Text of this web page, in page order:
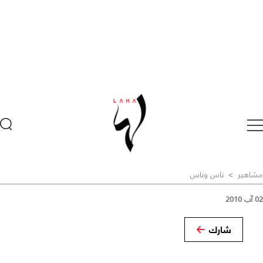
مشاهير > ناس وناس
02 آب 2010
شارك